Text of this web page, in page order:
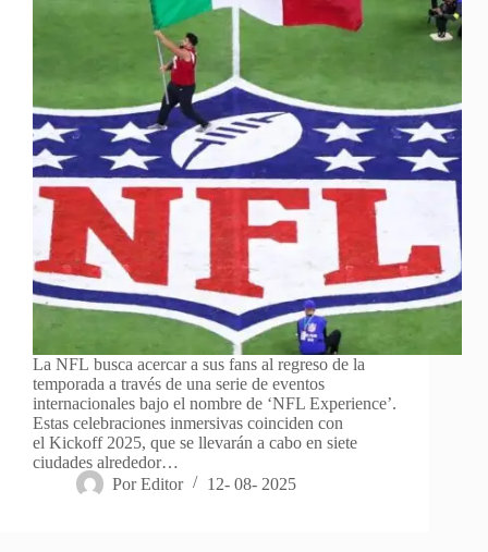
La NFL busca acercar a sus fans al regreso de la
temporada a través de una serie de eventos
internacionales bajo el nombre de ‘NFL Experience’.
Estas celebraciones inmersivas coinciden con
el Kickoff 2025, que se llevarán a cabo en siete
ciudades alrededor…
Por Editor 12- 08- 2025